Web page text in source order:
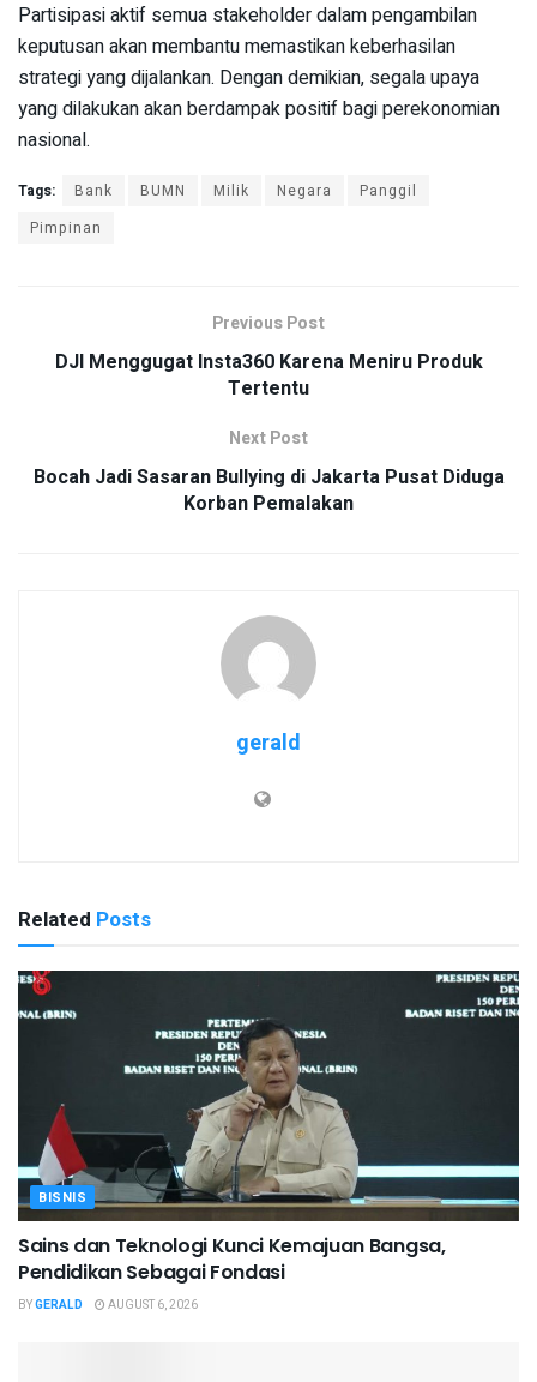
Partisipasi aktif semua stakeholder dalam pengambilan
keputusan akan membantu memastikan keberhasilan
strategi yang dijalankan. Dengan demikian, segala upaya
yang dilakukan akan berdampak positif bagi perekonomian
nasional.
Tags: Bank BUMN Milik Negara
Panggil
Pimpinan
Previous Post
DJI Menggugat Insta360 Karena Meniru Produk
Tertentu
Next Post
Bocah Jadi Sasaran Bullying di Jakarta Pusat Diduga
Korban Pemalakan
gerald
Related Posts
BISNIS
Sains dan Teknologi Kunci Kemajuan Bangsa,
Pendidikan Sebagai Fondasi
BYGERALD AUGUST 6, 2026